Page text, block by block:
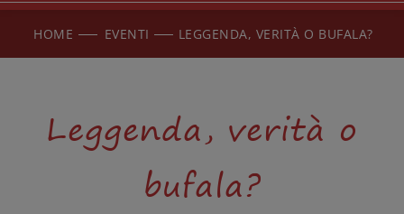
HOME EVENTI LEGGENDA, VERITÀ O BUFALA?
Leggenda, verità o
bufala?